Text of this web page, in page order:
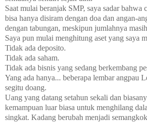
Saat mulai beranjak SMP, saya sadar bahwa
bisa hanya disiram dengan doa dan angan-
dengan tabungan, meskipun jumlahnya
Saya pun mulai menghitung aset yang saya
Tidak ada deposito.
Tidak ada saham.
Tidak ada bisnis yang sedang berkembang
Yang ada hanya... beberapa lembar angpau
segitu doang.
Uang yang datang setahun sekali dan
kemampuan luar biasa untuk menghilang
singkat. Kadang berubah menjadi